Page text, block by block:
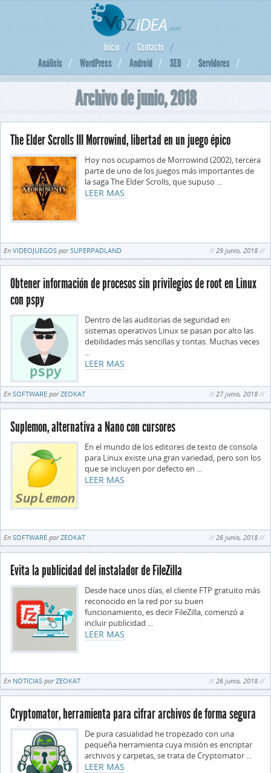
Inicio
Contacto
Análisis
WordPress Android SEO Servidores
Archivo de junio, 2018
The Elder Scrolls III Morrowind, libertad en un juego épico
Hoy nos ocupamos de Morrowind (2002), tercera
parte de uno de los juegos más importantes de
la saga The Elder Scrolls, que supuso ...
LEER MAS
En VIDEOJUEGOS porSUPERPADLAND 29 junio, 2018
Obtener información de procesos sin privilegios de root en Linux
con pspy
Dentro de las auditorias de seguridad en
sistemas operativos Linux se pasan por alto las
debilidades más sencillas y tontas. Muchas veces
...
LEER MAS
En SOFTWARE porZEOKAT 27 junio, 2018
Suplemon, alternativa a Nano con cursores
En el mundo de los editores de texto de consola
para Linux existe una gran variedad, pero son los
que se incluyen por defecto en ...
LEER MAS
En SOFTWARE porZEOKAT 26 junio, 2018
Evita la publicidad del instalador de FileZilla
Desde hace unos días, el cliente FTP gratuito más
reconocido en la red por su buen
funcionamiento, es decir FileZilla, comenzó a
incluir publicidad ...
LEER MAS
En NOTICIAS porZEOKAT 26 junio, 2018
Cryptomator, herramienta para cifrar archivos de forma segura
De pura casualidad he tropezado con una
pequeña herramienta cuya misión es encriptar
archivos y carpetas, se trata de Cryptomator ...
LEER MAS